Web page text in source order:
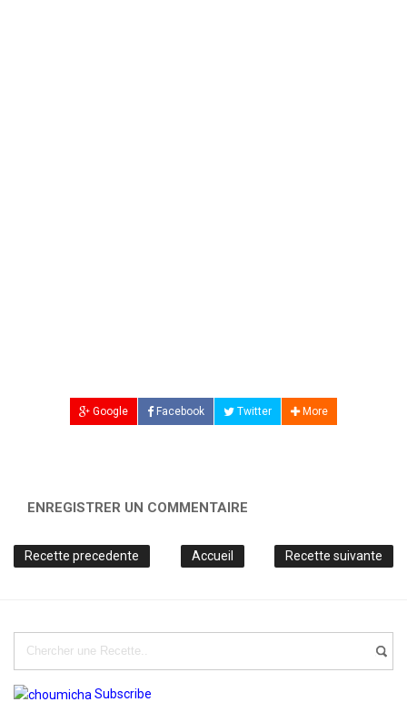
Google Facebook Twitter More
ENREGISTRER UN COMMENTAIRE
Recette precedente Recette suivante
Accueil
Subscribe